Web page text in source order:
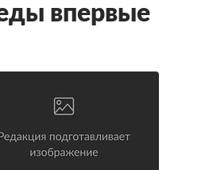
впервые